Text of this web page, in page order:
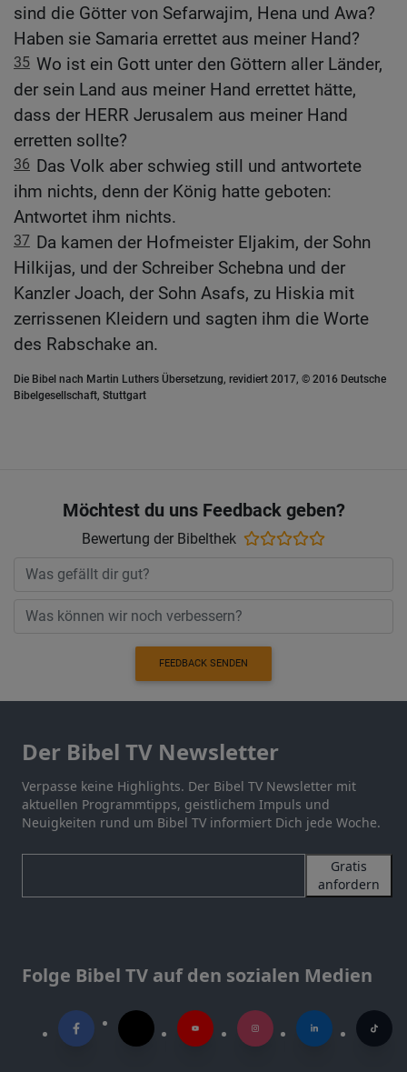
sind die Götter von Sefarwajim, Hena und Awa?
Haben sie Samaria errettet aus meiner Hand?
35 Wo ist ein Gott unter den Göttern aller Länder,
der sein Land aus meiner Hand errettet hätte,
dass der HERR Jerusalem aus meiner Hand
erretten sollte?
36 Das Volk aber schwieg still und antwortete
ihm nichts, denn der König hatte geboten:
Antwortet ihm nichts.
37 Da kamen der Hofmeister Eljakim, der Sohn
Hilkijas, und der Schreiber Schebna und der
Kanzler Joach, der Sohn Asafs, zu Hiskia mit
zerrissenen Kleidern und sagten ihm die Worte
des Rabschake an.
Die Bibel nach Martin Luthers Übersetzung, revidiert 2017, © 2016 Deutsche
Bibelgesellschaft, Stuttgart
Möchtest du uns Feedback geben?
Bewertung der Bibelthek
FEEDBACK SENDEN
Der Bibel TV Newsletter
Verpasse keine Highlights. Der Bibel TV Newsletter mit
aktuellen Programmtipps, geistlichem Impuls und
Neuigkeiten rund um Bibel TV informiert Dich jede Woche.
Gratis
anfordern
Folge Bibel TV auf den sozialen Medien